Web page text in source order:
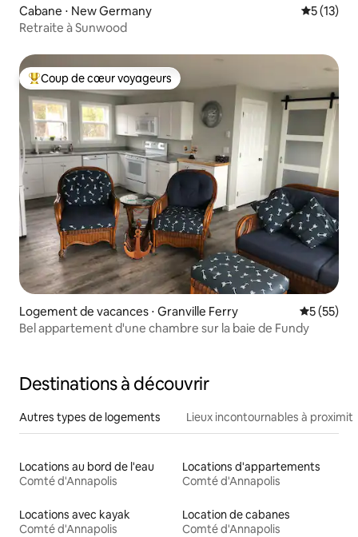
Cabane ⋅ New Germany
5 (13)
Retraite à Sunwood
Coups de cœur voyageurs les plus appréciés
Coup de cœur voyageurs
Logement de vacances ⋅ Granville Ferry
5 (55)
Bel appartement d'une chambre sur la baie de Fundy
Destinations à découvrir
Autres types de logements Lieux incontournables à
Locations au bord de l'eau
Comté d'Annapolis
Locations d'appartements
Comté d'Annapolis
Locations avec kayak
Comté d'Annapolis
Location de cabanes
Comté d'Annapolis